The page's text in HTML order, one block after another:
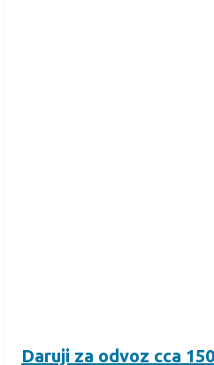
Daruji za odvoz cca